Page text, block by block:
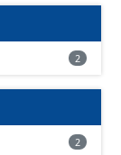
du
contient pas
à ce
se
2
2